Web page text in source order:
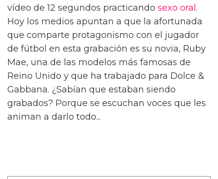
vídeo de 12 segundos practicando sexo oral .
Hoy los medios apuntan a que la afortunada
que comparte protagonismo con el jugador
de fútbol en esta grabación es su novia, Ruby
Mae, una de las modelos más famosas de
Reino Unido y que ha trabajado para Dolce &
Gabbana. ¿Sabían que estaban siendo
grabados? Porque se escuchan voces que les
animan a darlo todo...